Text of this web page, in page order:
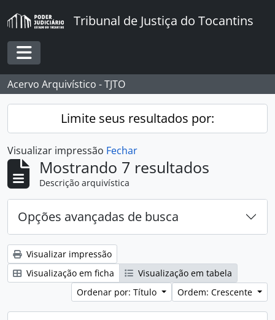
Tribunal de Justiça do Tocantins
Toggle navigation
Acervo Arquivístico - TJTO
Limite seus resultados por:
Visualizar impressão Fechar
Mostrando 7 resultados
Descrição arquivística
Opções avançadas de busca
Visualizar impressão
Visualização em ficha
Visualização em tabela
Ordenar por: Título
Ordem: Crescente